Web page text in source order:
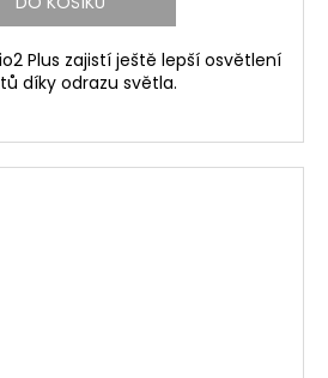
Plus zajistí ještě lepší osvětlení
díky odrazu světla.